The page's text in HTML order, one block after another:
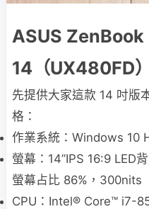
ASUS ZenBook
14（UX480FD
先提供大家這款 14 吋版
格：
作業系統：Windows 10
螢幕：14”IPS 16:9 LED
螢幕占比 86%，300nits
CPU：Intel® Core™ i7-